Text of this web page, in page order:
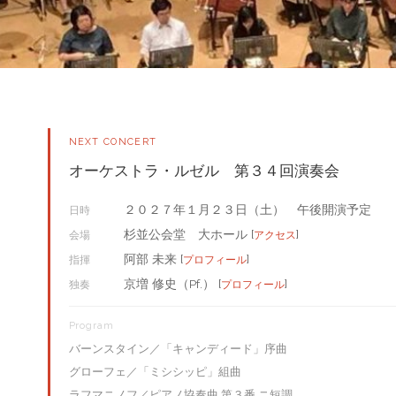
NEXT CONCERT
オーケストラ・ルゼル 第３４回演奏会
日時 ２０２７年１月２３日（土） 午後開演予定
会場 杉並公会堂 大ホール [アクセス]
指揮 阿部 未来 [プロフィール]
独奏 京増 修史（Pf.） [プロフィール]
Program
バーンスタイン／「キャンディード」序曲
グローフェ／「ミシシッピ」組曲